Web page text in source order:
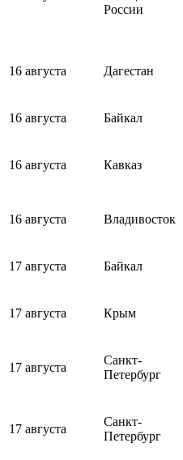
России
16 августа Дагестан
16 августа Байкал
16 августа Кавказ
16 августа Владивосток
17 августа Байкал
17 августа Крым
17 августа
Санкт-
Петербург
17 августа
Санкт-
Петербург